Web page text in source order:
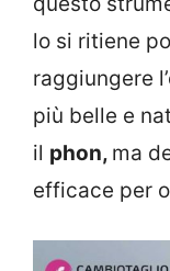
lo si ritiene
raggiungere
più belle e
il phon, ma
efficace per